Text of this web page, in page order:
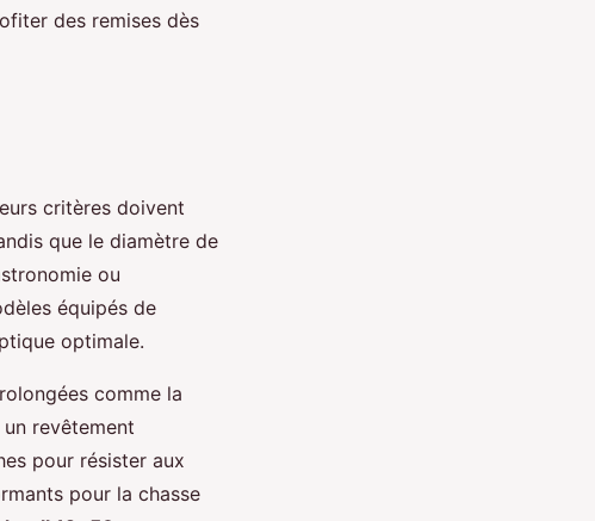
des remises dès
critères doivent
que le diamètre de
ou
équipés de
optimale.
comme la
revêtement
pour résister aux
pour la chasse